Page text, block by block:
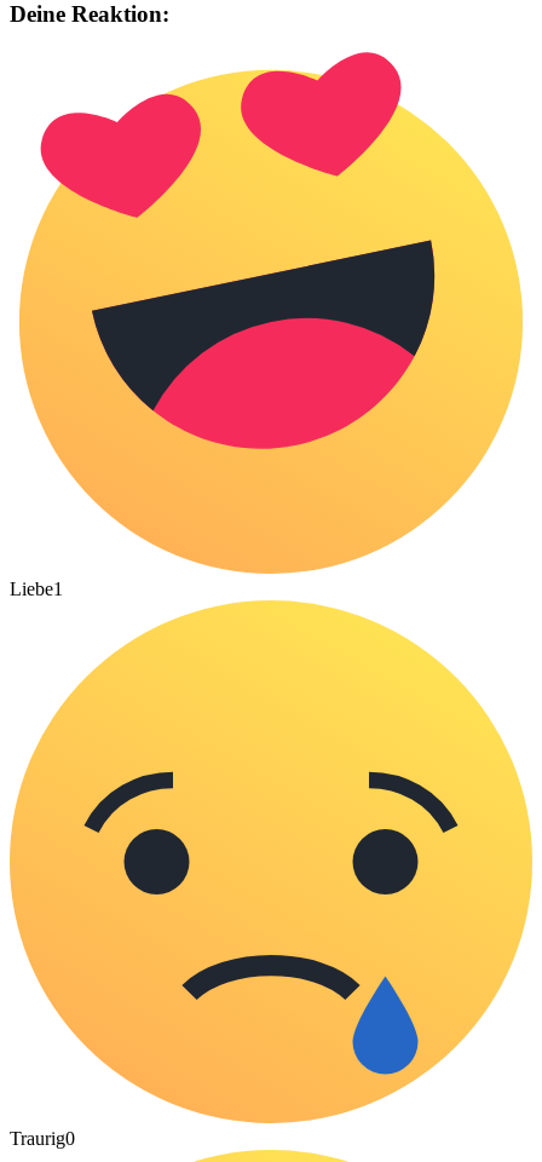
Deine Reaktion:
Liebe1
Traurig0